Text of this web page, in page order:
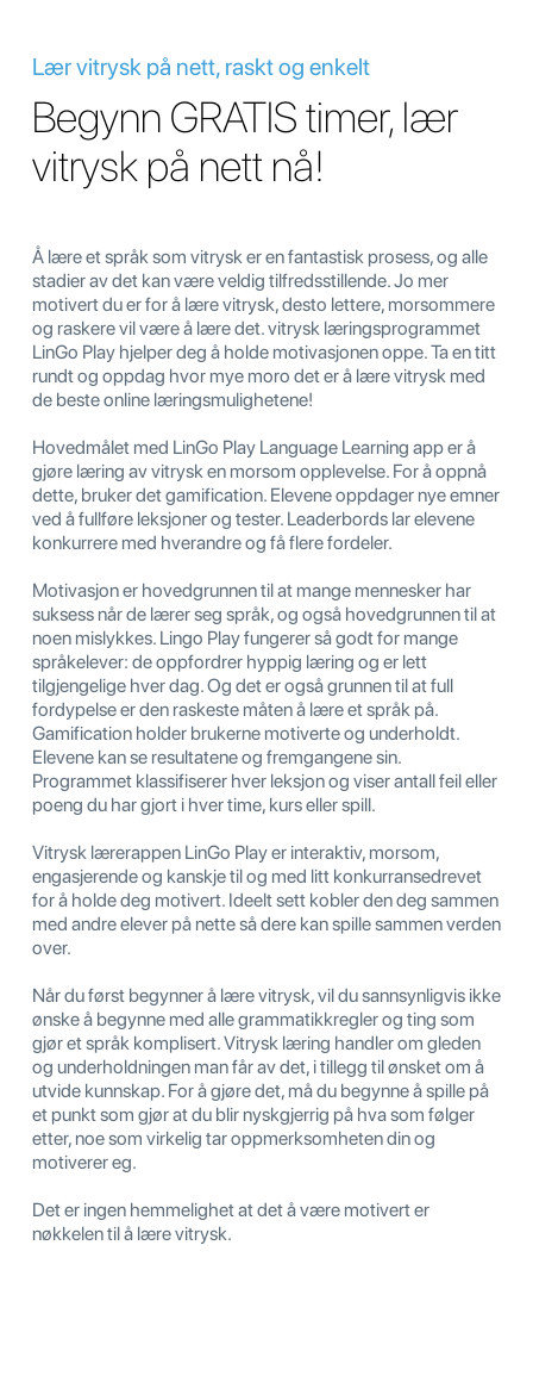
Lær vitrysk på nett, raskt og enkelt
Begynn GRATIS timer, lær
vitrysk på nett nå!
Å lære et språk som vitrysk er en fantastisk prosess, og alle
stadier av det kan være veldig tilfredsstillende. Jo mer
motivert du er for å lære vitrysk, desto lettere, morsommere
og raskere vil være å lære det. vitrysk læringsprogrammet
LinGo Play hjelper deg å holde motivasjonen oppe. Ta en titt
rundt og oppdag hvor mye moro det er å lære vitrysk med
de beste online læringsmulighetene!
Hovedmålet med LinGo Play Language Learning app er å
gjøre læring av vitrysk en morsom opplevelse. For å oppnå
dette, bruker det gamification. Elevene oppdager nye emner
ved å fullføre leksjoner og tester. Leaderbords lar elevene
konkurrere med hverandre og få flere fordeler.
Motivasjon er hovedgrunnen til at mange mennesker har
suksess når de lærer seg språk, og også hovedgrunnen til at
noen mislykkes. Lingo Play fungerer så godt for mange
språkelever: de oppfordrer hyppig læring og er lett
tilgjengelige hver dag. Og det er også grunnen til at full
fordypelse er den raskeste måten å lære et språk på.
Gamification holder brukerne motiverte og underholdt.
Elevene kan se resultatene og fremgangene sin.
Programmet klassifiserer hver leksjon og viser antall feil eller
poeng du har gjort i hver time, kurs eller spill.
Vitrysk lærerappen LinGo Play er interaktiv, morsom,
engasjerende og kanskje til og med litt konkurransedrevet
for å holde deg motivert. Ideelt sett kobler den deg sammen
med andre elever på nette så dere kan spille sammen verden
over.
Når du først begynner å lære vitrysk, vil du sannsynligvis ikke
ønske å begynne med alle grammatikkregler og ting som
gjør et språk komplisert. Vitrysk læring handler om gleden
og underholdningen man får av det, i tillegg til ønsket om å
utvide kunnskap. For å gjøre det, må du begynne å spille på
et punkt som gjør at du blir nyskgjerrig på hva som følger
etter, noe som virkelig tar oppmerksomheten din og
motiverer eg.
Det er ingen hemmelighet at det å være motivert er
nøkkelen til å lære vitrysk.